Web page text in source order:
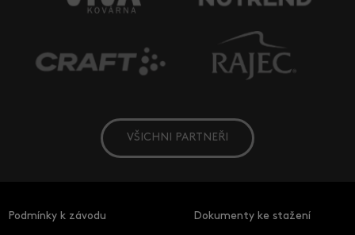
VŠICHNI PARTNEŘI
Podmínky k závodu Dokumenty ke stažení